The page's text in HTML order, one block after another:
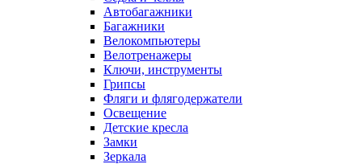
Автобагажники
Багажники
Велокомпьютеры
Велотренажеры
Ключи, инструменты
Грипсы
Фляги и флягодержатели
Освещение
Детские кресла
Замки
Зеркала